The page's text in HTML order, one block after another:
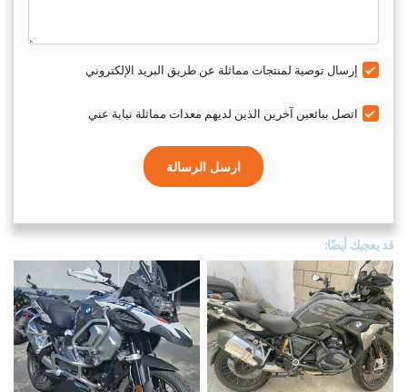
إرسال توصية لمنتجات مماثلة عن طريق البريد الإلكتروني
اتصل ببائعين آخرين الذين لديهم معدات مماثلة نيابة عني
ارسل الرسالة
قد يعجبك أيضًا: